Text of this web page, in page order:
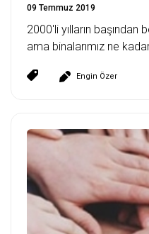
09 Temmuz 2019
2000'li yılların başından
ama binalarımız ne kadar
Engin Özer